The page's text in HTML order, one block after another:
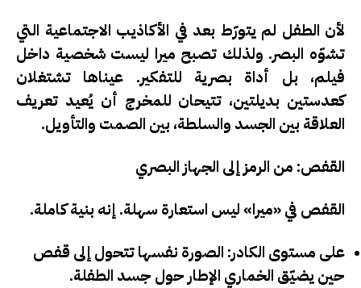
لأن الطفل لم يتورّط بعد في الأكاذيب الاجتماعية التي
تشوّه البصر. ولذلك تصبح ميرا ليست شخصية داخل
فيلم، بل أداة بصرية للتفكير. عيناها تشتغلان
كعدستين بديلتين، تتيحان للمخرج أن يُعيد تعريف
العلاقة بين الجسد والسلطة، بين الصمت والتأويل.
القفص: من الرمز إلى الجهاز البصري
القفص في «ميرا» ليس استعارة سهلة. إنه بنية كاملة.
على مستوى الكادر: الصورة نفسها تتحول إلى قفص
حين يضيّق الخماري الإطار حول جسد الطفلة.